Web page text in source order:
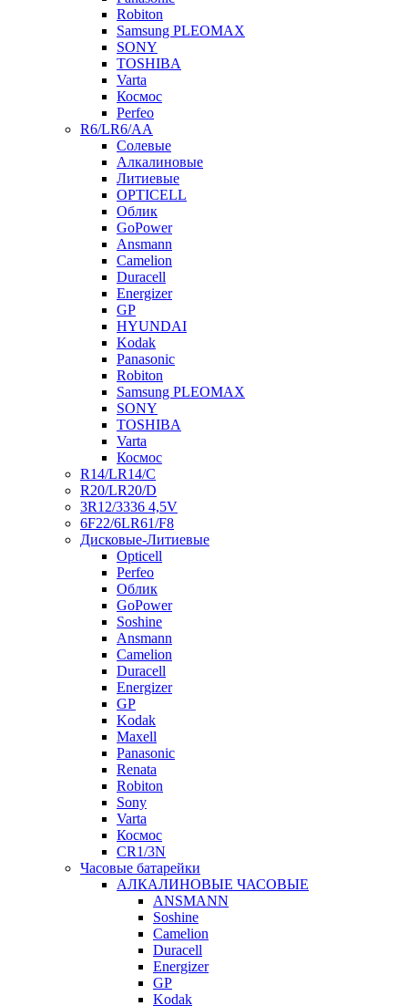
Robiton
Samsung PLEOMAX
SONY
TOSHIBA
Varta
Космос
Perfeo
R6/LR6/AA
Солевые
Алкалиновые
Литиевые
OPTICELL
Облик
GoPower
Ansmann
Camelion
Duracell
Energizer
GP
HYUNDAI
Kodak
Panasonic
Robiton
Samsung PLEOMAX
SONY
TOSHIBA
Varta
Космос
R14/LR14/C
R20/LR20/D
3R12/3336 4,5V
6F22/6LR61/F8
Дисковые-Литиевые
Opticell
Perfeo
Облик
GoPower
Soshine
Ansmann
Camelion
Duracell
Energizer
GP
Kodak
Maxell
Panasonic
Renata
Robiton
Sony
Varta
Космос
CR1/3N
Часовые батарейки
АЛКАЛИНОВЫЕ ЧАСОВЫЕ
ANSMANN
Soshine
Camelion
Duracell
Energizer
GP
Kodak